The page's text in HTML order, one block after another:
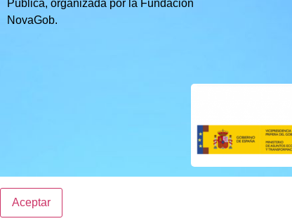
Pública, organizada por la Fundación
NovaGob.
Aceptar